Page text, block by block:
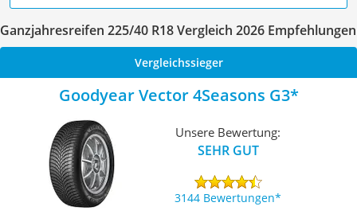
Ganzjahresreifen 225/40 R18 Vergleich 2026 Empfehlungen
Vergleichssieger
Goodyear Vector 4Seasons G3
Unsere Bewertung:
SEHR GUT
3144 Bewertungen